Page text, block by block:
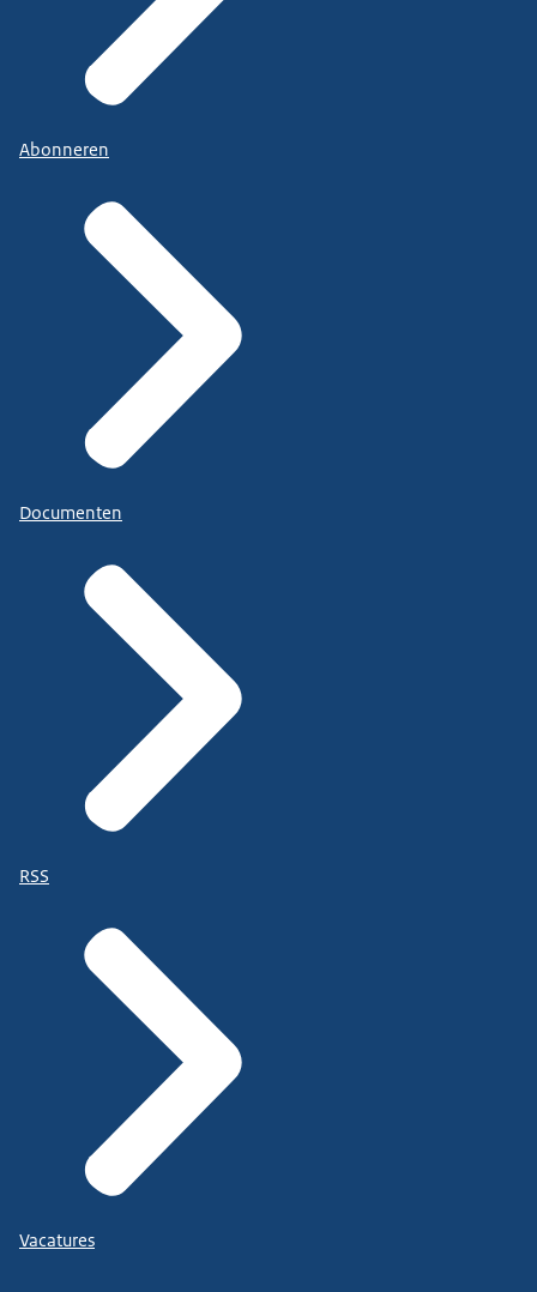
Abonneren
Documenten
RSS
Vacatures